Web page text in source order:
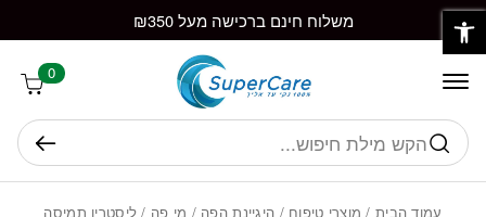
Skip to Content משלוח חינם ברכישה מעל ₪350
0
חיפוש
עמוד הבית/ מוצרי טיפוח / היגיינת הפה / מי פה / ליסטרין תמיסה
בחזרה למעלה
פתח סרגל נגישות